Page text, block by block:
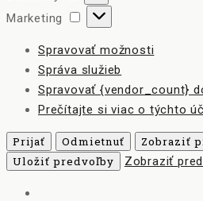
Marketing
Marketing
Spravovať možnosti
Správa služieb
Spravovať {vendor_count}
Prečítajte si viac o týchto
Prijať Odmietnuť
Zobraziť
Uložiť predvoľby
Zobraziť